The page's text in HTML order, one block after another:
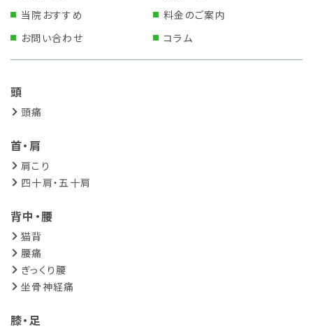
当院おすすめ
料金のご案内
お問い合わせ
コラム
頭
頭痛
首・肩
肩こり
四十肩・五十肩
背中・腰
猫背
腰痛
ぎっくり腰
坐骨神経痛
膝・足